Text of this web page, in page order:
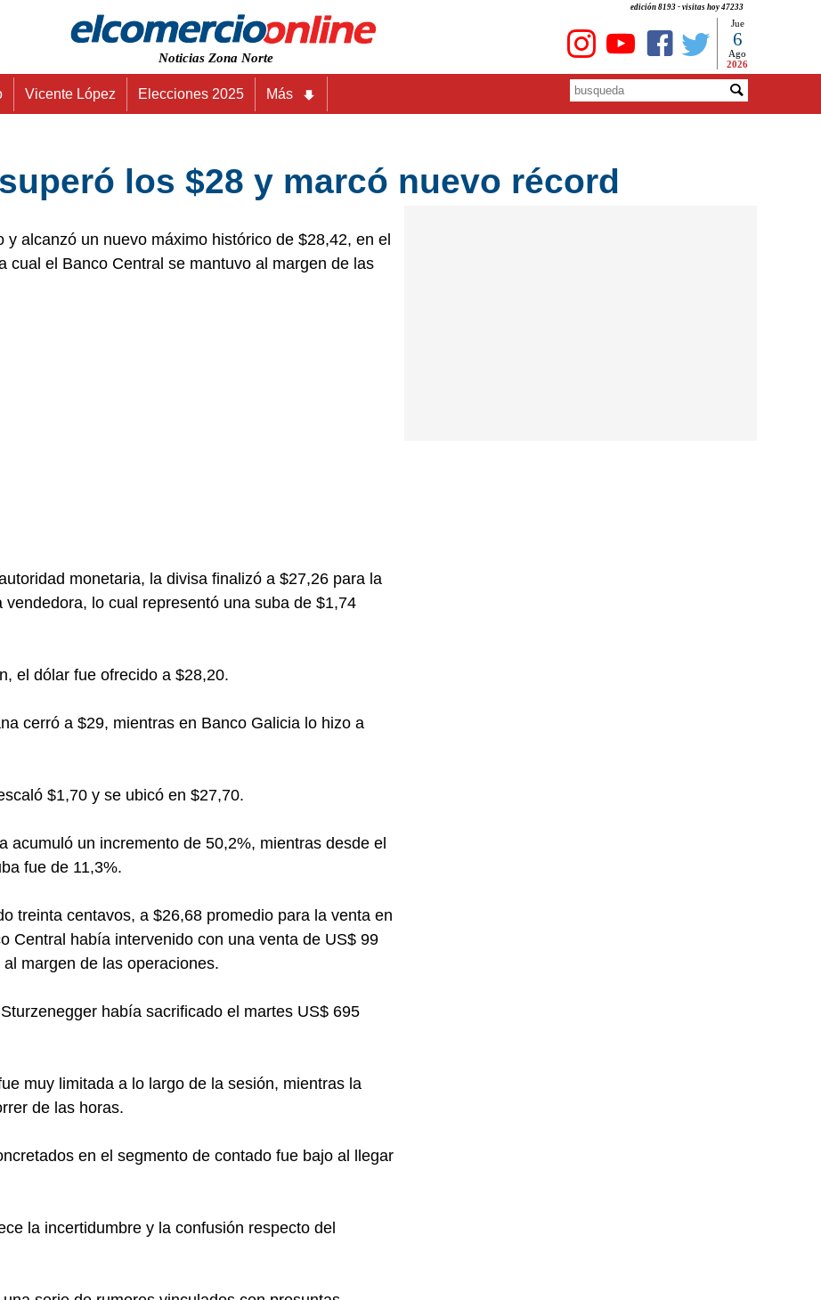
edición 8193 - visitas hoy 47233
Noticias Zona Norte
Jue
6
Ago
2026
Vicente López Elecciones 2025 Más
los $28 y marcó nuevo récord
alcanzó un nuevo máximo histórico de $28,42, en el
cual el Banco Central se mantuvo al margen de las
monetaria, la divisa finalizó a $27,26 para la
lo cual representó una suba de $1,74
el dólar fue ofrecido a $28,20.
cerró a $29, mientras en Banco Galicia lo hizo a
$1,70 y se ubicó en $27,70.
acumuló un incremento de 50,2%, mientras desde el
fue de 11,3%.
treinta centavos, a $26,68 promedio para la venta en
Central había intervenido con una venta de US$ 99
margen de las operaciones.
había sacrificado el martes US$ 695
muy limitada a lo largo de la sesión, mientras la
de las horas.
en el segmento de contado fue bajo al llegar
la incertidumbre y la confusión respecto del